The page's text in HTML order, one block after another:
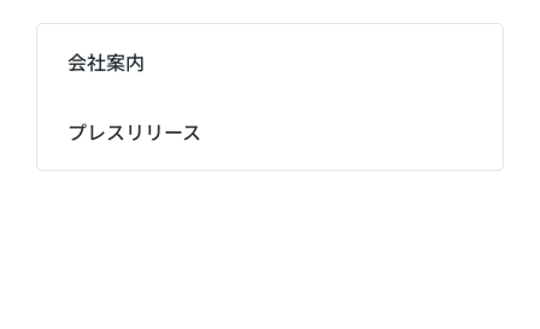
会社案内
プレスリリース